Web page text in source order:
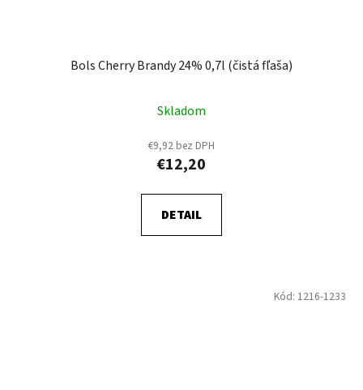
Bols Cherry Brandy 24% 0,7l (čistá fľaša)
Skladom
€9,92 bez DPH
€12,20
DETAIL
Kód: 1216-1233